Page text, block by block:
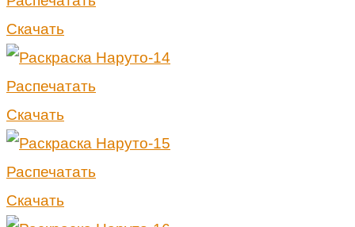
Скачать
Распечатать
Скачать
Распечатать
Скачать